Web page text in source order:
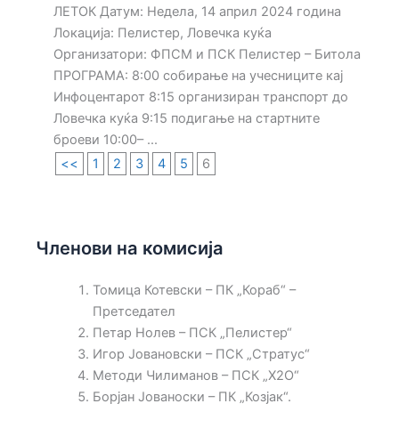
ЛЕТОК Датум: Недела, 14 април 2024 година
Локација: Пелистер, Ловечка куќа
Организатори: ФПСМ и ПСК Пелистер – Битола
ПРОГРАМА: 8:00 собирање на учесниците кај
Инфоцентарот 8:15 организиран транспорт до
Ловечка куќа 9:15 подигање на стартните
броеви 10:00– ...
<<
1 2 3 4 5 6
Членови на комисија
Томица Котевски – ПК „Кораб“ –
Претседател
Петар Нолев – ПСК „Пелистер“
Игор Јовановски – ПСК „Стратус“
Методи Чилиманов – ПСК „Х2О“
Борјан Јованоски – ПК „Козјак“.